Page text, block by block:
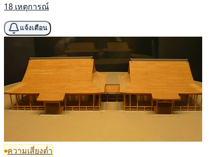
18 เหตุการณ์
แจ้งเตือน
ความเสี่ยงต่ำ